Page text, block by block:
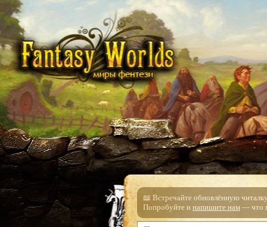
📖 Встречайте обновлённую
Попробуйте и напишите нам — что